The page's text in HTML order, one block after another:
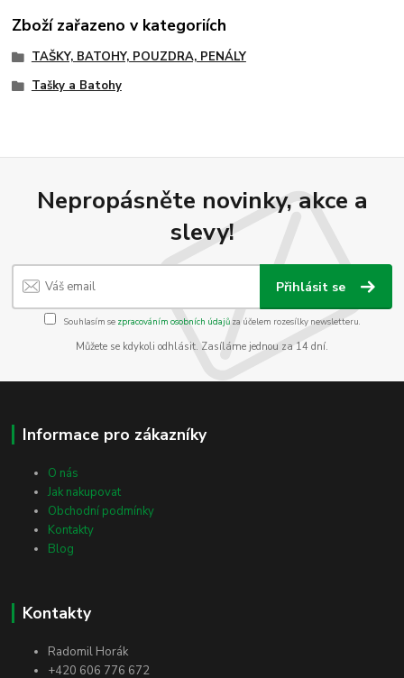
Zboží zařazeno v kategoriích
TAŠKY, BATOHY, POUZDRA, PENÁLY
Tašky a Batohy
Nepropásněte novinky, akce a
slevy!
Přihlásit se
Souhlasím se zpracováním osobních údajůza účelem rozesílky newsletteru.
Můžete se kdykoli odhlásit. Zasíláme jednou za 14 dní.
Informace pro zákazníky
O nás
Jak nakupovat
Obchodní podmínky
Kontakty
Blog
Kontakty
Radomil Horák
+420 606 776 672